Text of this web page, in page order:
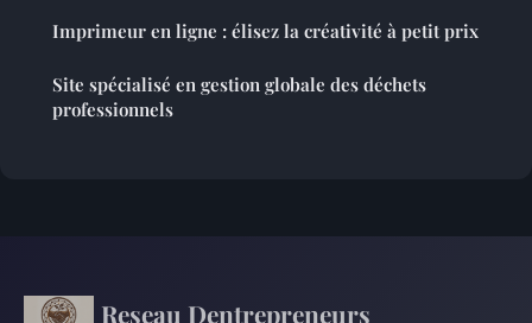
Imprimeur en ligne : élisez la créativité à petit prix
Site spécialisé en gestion globale des déchets
professionnels
Reseau Dentrepreneurs